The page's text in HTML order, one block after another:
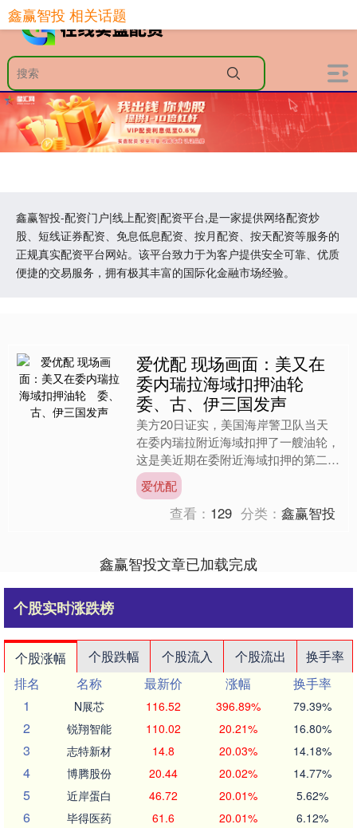
鑫赢智投-配资门户|线上配资|配资平台,是一家提供网络配资炒
股、短线证券配资、免息低息配资、按月配资、按天配资等服务的
正规真实配资平台网站。该平台致力于为客户提供安全可靠、优质
便捷的交易服务，拥有极其丰富的国际化金融市场经验。
鑫赢智投 相关话题
爱优配 现场画面：美又在
委内瑞拉海域扣押油轮
委、古、伊三国发声
美方20日证实，美国海岸警卫队当天
在委内瑞拉附近海域扣押了一艘油轮，
这是美近期在委附近海域扣押的第二艘
油轮。委内瑞拉、古巴立即谴责美方这
一行为。伊朗方面表示，愿....
爱优配
查看： 129 分类：鑫赢智投
鑫赢智投文章已加载完成
个股实时涨跌榜
个股涨幅 个股跌幅 个股流入 个股流出
换手率
排名
名称 最新价 涨幅
换手率
1
N展芯 116.52 396.89% 79.39%
2 锐翔智能 110.02 20.21% 16.80%
3 志特新材 14.8 20.03% 14.18%
4 博腾股份 20.44 20.02% 14.77%
5 近岸蛋白 46.72 20.01% 5.62%
6 毕得医药 61.6 20.01% 6.12%